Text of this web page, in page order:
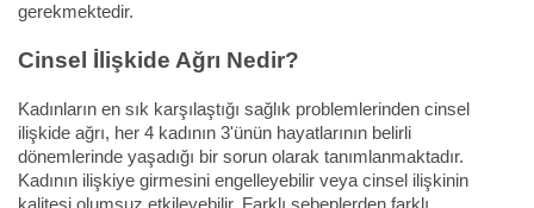
gerekmektedir.
Cinsel İlişkide Ağrı Nedir?
Kadınların en sık karşılaştığı sağlık problemlerinden cinsel
ilişkide ağrı, her 4 kadının 3'ünün hayatlarının belirli
dönemlerinde yaşadığı bir sorun olarak tanımlanmaktadır.
Kadının ilişkiye girmesini engelleyebilir veya cinsel ilişkinin